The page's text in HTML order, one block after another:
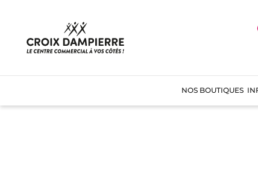
NOS BOUTIQUES